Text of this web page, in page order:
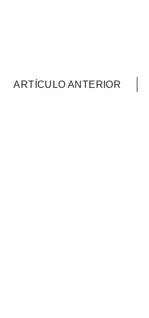
ARTÍCULO ANTERIOR